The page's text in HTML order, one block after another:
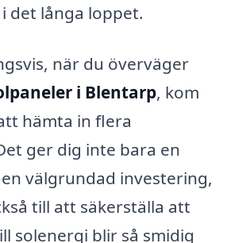
det långa loppet.
när du överväger
i Blentarp, kom
hämta in flera
ger dig inte bara en
välgrundad investering,
till att säkerställa att
solenergi blir så smidig